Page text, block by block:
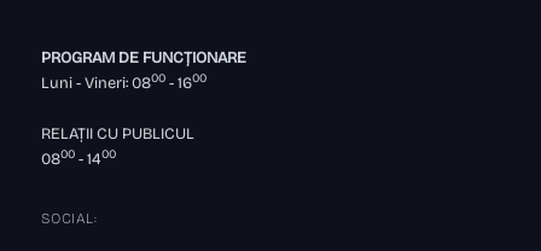
PROGRAM DE FUNCȚIONARE
Luni - Vineri: 0800 - 1600
RELAȚII CU PUBLICUL
0800 - 1400
SOCIAL: